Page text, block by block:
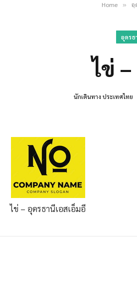
Home » อุ
อุดรธ
ไข่
นักเดินทาง ประเทศไทย
ไข่ – อุดรธานีเอสเอ็มอี